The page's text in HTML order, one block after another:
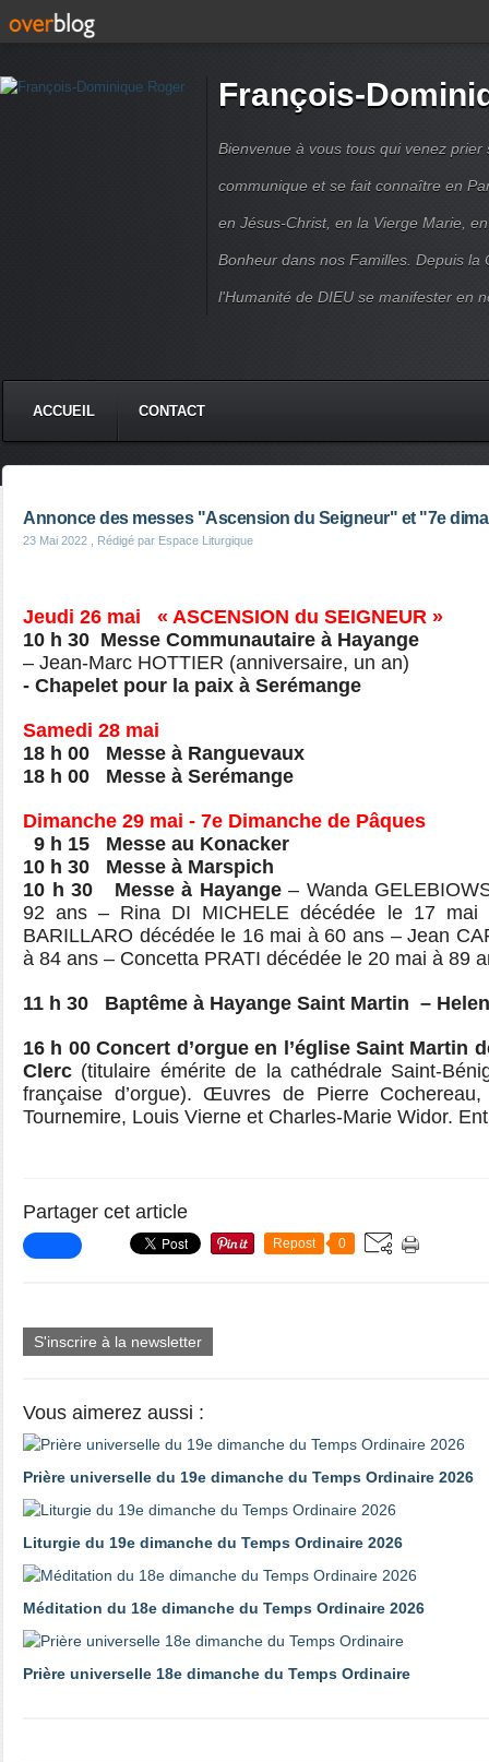
François-
Bienvenue à vous tous qui venez prier
communique et se fait connaître en
en Jésus-Christ, en la Vierge Marie,
Bonheur dans nos Familles. Depuis la
l'Humanité de DIEU se manifester en
ACCUEIL CONTACT
Annonce des messes "Ascension du Seigneur" et "7e
23 Mai 2022 , Rédigé par Espace Liturgique
Jeudi 26 mai « ASCENSION du SEIGNEUR »
10 h 30 Messe Communautaire à Hayange
– Jean-Marc HOTTIER (anniversaire, un an)
- Chapelet pour la paix à Serémange
Samedi 28 mai
18 h 00 Messe à Ranguevaux
18 h 00 Messe à Serémange
Dimanche 29 mai - 7e Dimanche de Pâques
9 h 15 Messe au Konacker
10 h 30 Messe à Marspich
10 h 30 Messe à Hayange– Wanda
92 ans – Rina DI MICHELE décédée le 17 mai
BARILLARO décédée le 16 mai à 60 ans – Jean
à 84 ans – Concetta PRATI décédée le 20 mai à 89
11 h 30 Baptême à Hayange Saint Martin –
16 h 00 Concert d’orgue en l’église Saint Martin
Clerc (titulaire émérite de la cathédrale Saint-
française d’orgue). Œuvres de Pierre
Tournemire, Louis Vierne et Charles-Marie Widor.
Partager cet article
Repost 0
S'inscrire à la newsletter
Vous aimerez aussi :
Prière universelle du 19e dimanche du Temps Ordinaire 2026
Liturgie du 19e dimanche du Temps Ordinaire 2026
Méditation du 18e dimanche du Temps Ordinaire 2026
Prière universelle 18e dimanche du Temps Ordinaire